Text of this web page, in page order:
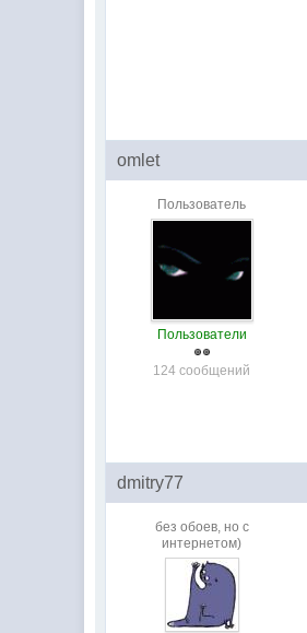
omlet
Пользователь
Пользователи
124 сообщений
dmitry77
без обоев, но с
интернетом)